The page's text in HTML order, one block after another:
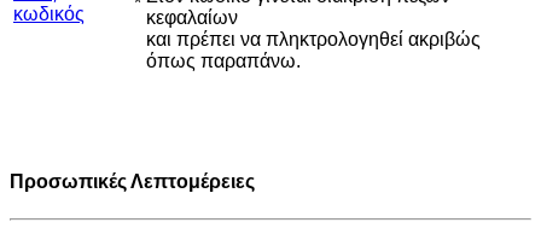
κωδικός
κεφαλαίων
και πρέπει να πληκτρολογηθεί ακριβώς
όπως παραπάνω.
Προσωπικές Λεπτομέρειες